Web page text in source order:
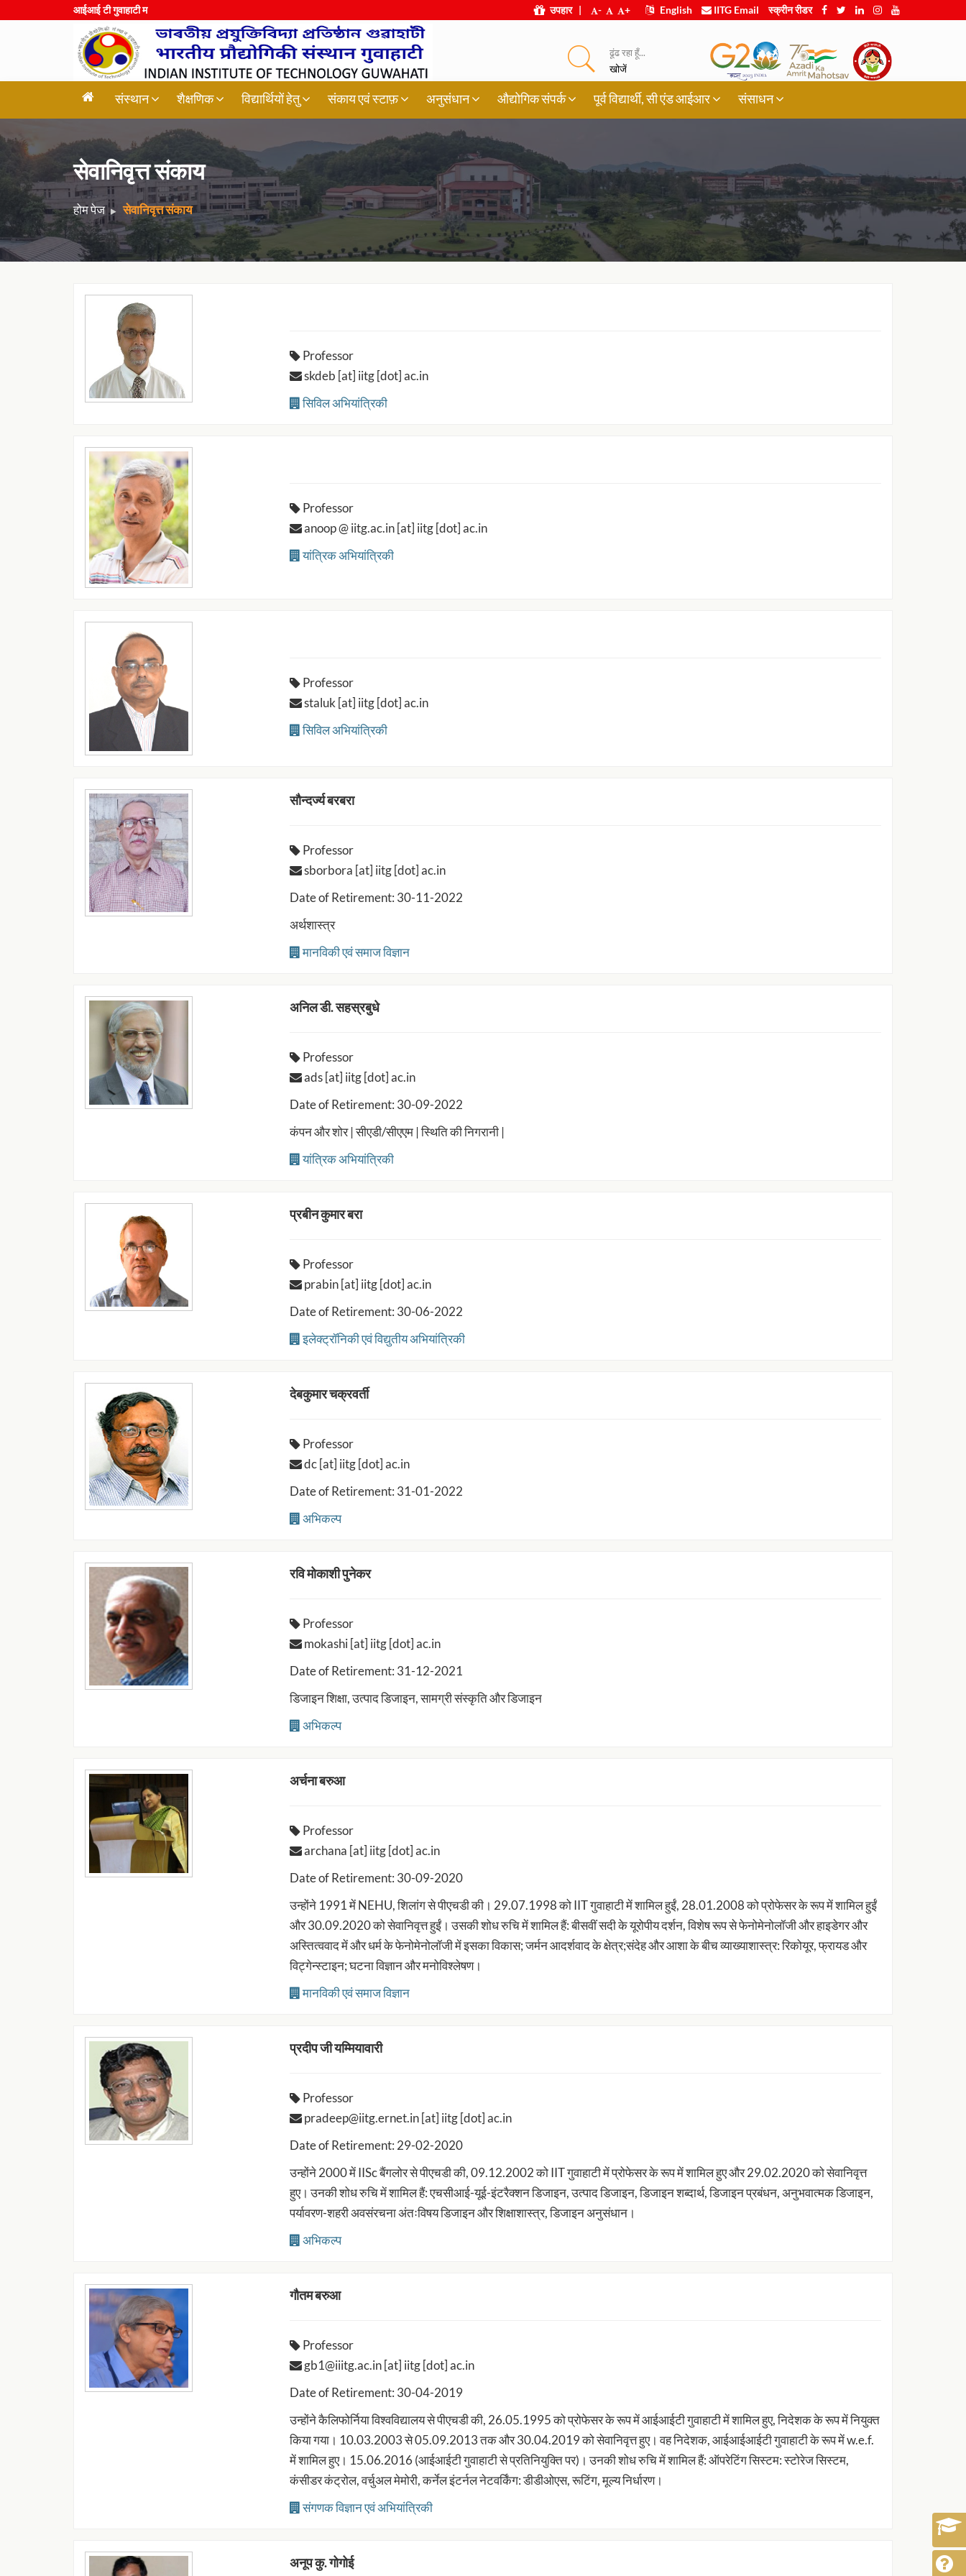
आईआई टी| उपहार | - + English IITG Email स्क्रीन रीडर
ढूंढ रहा हूँ...
खोजें
संस्थान शैक्षणिक विद्यार्थियों हेतु संकाय एवं स्टाफ़ अनुसंधान औद्योगिक संपर्क पूर्व विद्यार्थी, सी एंड आईआर संसाधन
सेवानिवृत्त संकाय
होम पेज सेवानिवृत्त संकाय
Professor
skdeb [at] iitg [dot] ac.in
सिविल अभियांत्रिकी
Professor
anoop @ iitg.ac.in [at] iitg [dot] ac.in
यांत्रिक अभियांत्रिकी
Professor
staluk [at] iitg [dot] ac.in
सिविल अभियांत्रिकी
सौन्दर्ज्य बरबरा
Professor
sborbora [at] iitg [dot] ac.in
Date of Retirement: 30-11-2022
अर्थशास्त्र
मानविकी एवं समाज विज्ञान
अनिल डी. सहस्रबुधे
Professor
ads [at] iitg [dot] ac.in
Date of Retirement: 30-09-2022
कंपन और शोर | सीएडी/सीएएम | स्थिति की निगरानी |
यांत्रिक अभियांत्रिकी
प्रबीन कुमार बरा
Professor
prabin [at] iitg [dot] ac.in
Date of Retirement: 30-06-2022
इलेक्ट्रॉनिकी एवं विद्युतीय अभियांत्रिकी
देबकुमार चक्रवर्ती
Professor
dc [at] iitg [dot] ac.in
Date of Retirement: 31-01-2022
अभिकल्प
रवि मोकाशी पुनेकर
Professor
mokashi [at] iitg [dot] ac.in
Date of Retirement: 31-12-2021
डिजाइन शिक्षा, उत्पाद डिजाइन, सामग्री संस्कृति और डिजाइन
अभिकल्प
अर्चना बरुआ
Professor
archana [at] iitg [dot] ac.in
Date of Retirement: 30-09-2020
उन्होंने 1991 में NEHU, शिलांग से पीएचडी की। 29.07.1998 को IIT गुवाहाटी में शामिल हुईं, 28.01.2008 को प्रोफेसर के रूप में शामिल हुईं
और 30.09.2020 को सेवानिवृत्त हुईं। उसकी शोध रुचि में शामिल हैं: बीसवीं सदी के यूरोपीय दर्शन, विशेष रूप से फेनोमेनोलॉजी और हाइडेगर और
अस्तित्ववाद में और धर्म के फेनोमेनोलॉजी में इसका विकास; जर्मन आदर्शवाद के क्षेत्र;संदेह और आशा के बीच व्याख्याशास्त्र: रिकोयूर, फ्रायड और
विट्गेन्स्टाइन; घटना विज्ञान और मनोविश्लेषण।
मानविकी एवं समाज विज्ञान
प्रदीप जी यम्मियावारी
Professor
pradeep@iitg.ernet.in [at] iitg [dot] ac.in
Date of Retirement: 29-02-2020
उन्होंने 2000 में IISc बैंगलोर से पीएचडी की, 09.12.2002 को IIT गुवाहाटी में प्रोफेसर के रूप में शामिल हुए और 29.02.2020 को सेवानिवृत्त
हुए। उनकी शोध रुचि में शामिल हैं: एचसीआई-यूई-इंटरैक्शन डिजाइन, उत्पाद डिजाइन, डिजाइन शब्दार्थ, डिजाइन प्रबंधन, अनुभवात्मक डिजाइन,
पर्यावरण-शहरी अवसंरचना अंतःविषय डिजाइन और शिक्षाशास्त्र, डिजाइन अनुसंधान।
अभिकल्प
गौतम बरुआ
Professor
gb1@iiitg.ac.in [at] iitg [dot] ac.in
Date of Retirement: 30-04-2019
उन्होंने कैलिफोर्निया विश्वविद्यालय से पीएचडी की, 26.05.1995 को प्रोफेसर के रूप में आईआईटी गुवाहाटी में शामिल हुए, निदेशक के रूप में नियुक्त
किया गया। 10.03.2003 से 05.09.2013 तक और 30.04.2019 को सेवानिवृत्त हुए। वह निदेशक, आईआईआईटी गुवाहाटी के रूप में w.e.f.
में शामिल हुए। 15.06.2016 (आईआईटी गुवाहाटी से प्रतिनियुक्ति पर)। उनकी शोध रुचि में शामिल हैं: ऑपरेटिंग सिस्टम: स्टोरेज सिस्टम,
कंसीडर कंट्रोल, वर्चुअल मेमोरी, कर्नेल इंटर्नल नेटवर्किंग: डीडीओएस, रूटिंग, मूल्य निर्धारण।
संगणक विज्ञान एवं अभियांत्रिकी
अनूप कु. गोगोई